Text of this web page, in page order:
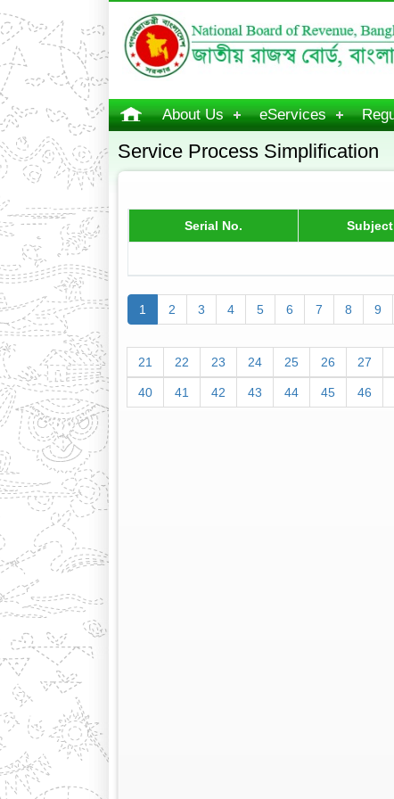
About Us eServices
Service Process Simplification
Serial No. Subject
1 2 3 4 5 6 7 8 9
21 22 23 24 25 26 27
40 41 42 43 44 45 46